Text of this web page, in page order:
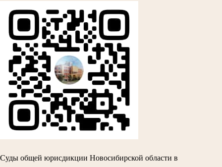
Суды общей юрисдикции Новосибирской области в